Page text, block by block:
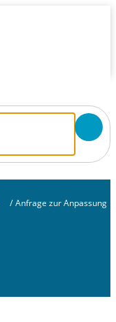
/ Anfrage zur Anpassung